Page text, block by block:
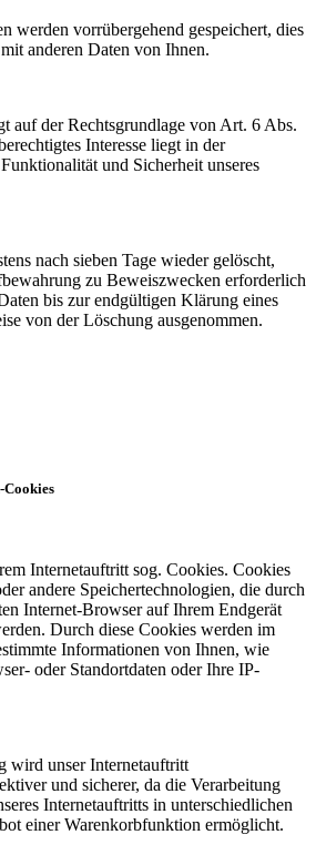
werden vorrübergehend gespeichert, dies
anderen Daten von Ihnen.
auf der Rechtsgrundlage von Art. 6 Abs.
Interesse liegt in der
und Sicherheit unseres
nach sieben Tage wieder gelöscht,
zu Beweiszwecken erforderlich
bis zur endgültigen Klärung eines
von der Löschung ausgenommen.
Cookies
Internetauftritt sog. Cookies. Cookies
andere Speichertechnologien, die durch
Internet-Browser auf Ihrem Endgerät
Durch diese Cookies werden im
Informationen von Ihnen, wie
oder Standortdaten oder Ihre IP-
wird unser Internetauftritt
und sicherer, da die Verarbeitung
Internetauftritts in unterschiedlichen
einer Warenkorbfunktion ermöglicht.